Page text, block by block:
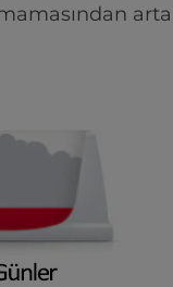
mamasından